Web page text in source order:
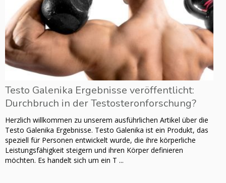
Testo Galenika Ergebnisse veröffentlicht:
Durchbruch in der Testosteronforschung?
Herzlich willkommen zu unserem ausführlichen Artikel über die
Testo Galenika Ergebnisse. Testo Galenika ist ein Produkt, das
speziell für Personen entwickelt wurde, die ihre körperliche
Leistungsfähigkeit steigern und ihren Körper definieren
möchten. Es handelt sich um ein T ...